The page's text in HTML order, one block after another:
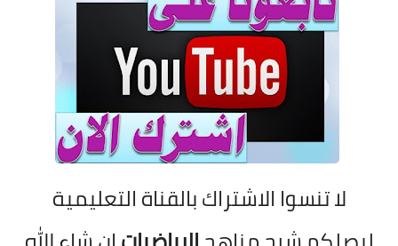
لا تنسوا الاشتراك بالقناة التعليمية